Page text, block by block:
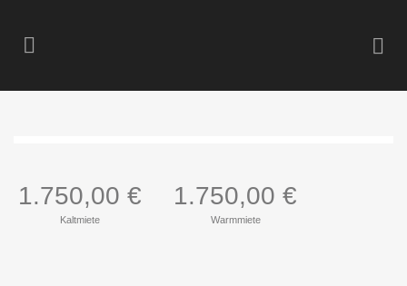
1.750,00 €
Kaltmiete
1.750,00 €
Warmmiete